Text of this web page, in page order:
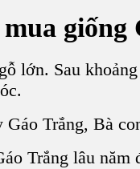
giống
lớn. Sau
Gáo Trắng, Bà
Trắng lâu năm